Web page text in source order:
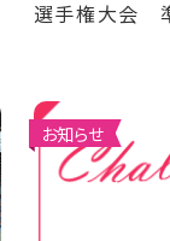
選手権大会
お知らせ